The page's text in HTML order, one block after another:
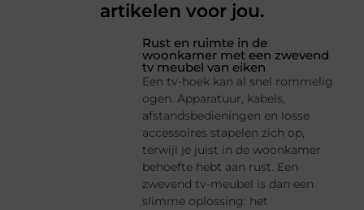
artikelen voor jou.
Rust en ruimte in de
woonkamer met een zwevend
tv meubel van eiken
Een tv-hoek kan al snel rommelig
ogen. Apparatuur, kabels,
afstandsbedieningen en losse
accessoires stapelen zich op,
terwijl je juist in de woonkamer
behoefte hebt aan rust. Een
zwevend tv-meubel is dan een
slimme oplossing: het